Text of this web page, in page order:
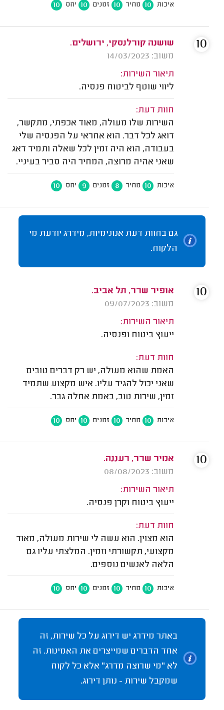
איכות 10 מחיר 10 זמנים 10 יחס 10
שושנה קורלנסקי, ירושלים.
משוב: 14/03/2023
תיאור השירות:
ליווי שוטף לביטוח פנסיה.
חוות דעת:
השירות שלו מעולה, מאוד אכפתי, מתקשר,
דואג לכל דבר. הוא אחראי על הפנסיה שלי
בעבודה, הוא היה זמין לכל שאלה ותמיד דאג
שאני אהיה מרוצה, המחיר היה סביר בעיניי.
איכות 10 מחיר 8 זמנים 9 יחס 10
10
גם בחוות דעת אנונימיות, מידרג יודעת מי
הלקוח.
אופיר שרר, תל אביב.
משוב: 09/07/2023
תיאור השירות:
ייעוץ ביטוח ופנסיה.
חוות דעת:
האמת שהוא מעולה, יש רק דברים טובים
שאני יכול להגיד עליו. איש מקצוע שתמיד
זמין, שירות טוב, באמת אחלה גבר.
איכות 10 מחיר 10 זמנים 10 יחס 10
10
אמיר שרר, רעננה.
משוב: 08/08/2023
תיאור השירות:
ייעוץ ביטוח וקרן פנסיה.
חוות דעת:
הוא מצוין. הוא עשה לי שירות מעולה, מאוד
מקצועי, תקשורתי וזמין. המלצתי עליו גם
הלאה לאנשים נוספים.
איכות 10 מחיר 10 זמנים 10 יחס 10
10
באתר מידרג יש דירוג על כל שירות, זה
אחד הדברים שמייצרים את האמינות. זה
לא "מי שרוצה מדרג" אלא כל לקוח
שמקבל שירות - נותן דירוג.